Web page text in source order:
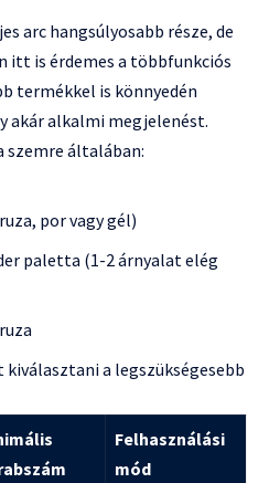
arc hangsúlyosabb része, de
itt is érdemes a többfunkciós
termékkel is könnyedén
akár alkalmi megjelenést.
szemre általában:
por vagy gél)
paletta (1-2 árnyalat elég
a legszükségesebb
Felhasználási
mód